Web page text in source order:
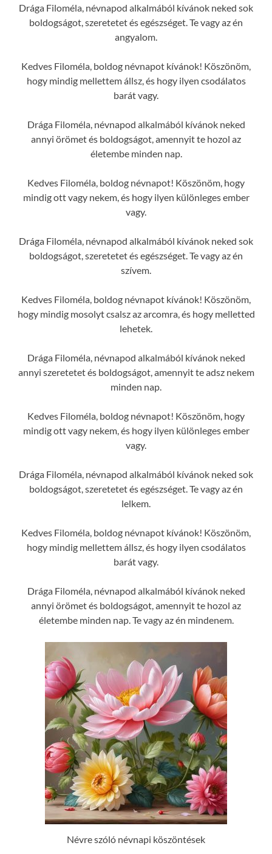
Drága Filoméla, névnapod alkalmából kívánok neked sok
boldogságot, szeretetet és egészséget. Te vagy az én
angyalom.
Kedves Filoméla, boldog névnapot kívánok! Köszönöm,
hogy mindig mellettem állsz, és hogy ilyen csodálatos
barát vagy.
Drága Filoméla, névnapod alkalmából kívánok neked
annyi örömet és boldogságot, amennyit te hozol az
életembe minden nap.
Kedves Filoméla, boldog névnapot! Köszönöm, hogy
mindig ott vagy nekem, és hogy ilyen különleges ember
vagy.
Drága Filoméla, névnapod alkalmából kívánok neked sok
boldogságot, szeretetet és egészséget. Te vagy az én
szívem.
Kedves Filoméla, boldog névnapot kívánok! Köszönöm,
hogy mindig mosolyt csalsz az arcomra, és hogy melletted
lehetek.
Drága Filoméla, névnapod alkalmából kívánok neked
annyi szeretetet és boldogságot, amennyit te adsz nekem
minden nap.
Kedves Filoméla, boldog névnapot! Köszönöm, hogy
mindig ott vagy nekem, és hogy ilyen különleges ember
vagy.
Drága Filoméla, névnapod alkalmából kívánok neked sok
boldogságot, szeretetet és egészséget. Te vagy az én
lelkem.
Kedves Filoméla, boldog névnapot kívánok! Köszönöm,
hogy mindig mellettem állsz, és hogy ilyen csodálatos
barát vagy.
Drága Filoméla, névnapod alkalmából kívánok neked
annyi örömet és boldogságot, amennyit te hozol az
életembe minden nap. Te vagy az én mindenem.
Névre szóló névnapi köszöntések